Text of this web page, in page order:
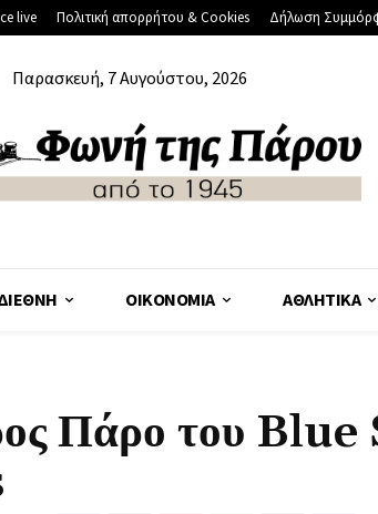
live Πολιτική απορρήτου & Cookies Δήλωση
Παρασκευή, 7 Αυγούστου, 2026
ΟΙΚΟΝΟΜΊΑ ΑΘΛΗΤΙΚΆ
Πάρο του